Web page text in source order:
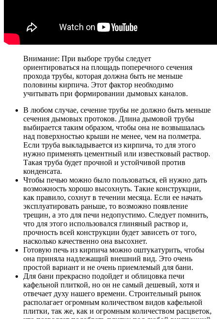
Внимание: При выборе трубы следует
ориентироваться на площадь поперечного сечения
прохода трубы, которая должна быть не меньше
половины кирпича. Этот фактор необходимо
учитывать при формировании дымовых каналов.
В любом случае, сечение трубы не должно быть меньше
сечения дымовых протоков. Длина дымовой трубы
выбирается таким образом, чтобы она не возвышалась
над поверхностью крыши не менее, чем на полметра.
Если труба выкладывается из кирпича, то для этого
нужно применять цементный или известковый раствор.
Такая труба будет прочной и устойчивой против
конденсата.
Чтобы печью можно было пользоваться, ей нужно дать
возможность хорошо высохнуть. Такие конструкции,
как правило, сохнут в течении месяца. Если ее начать
эксплуатировать раньше, то возможно появление
трещин, а это для печи недопустимо. Следует помнить,
что для этого использовался глиняный раствор и,
прочность всей конструкции будет зависеть от того,
насколько качественно она высохнет.
Готовую печь из кирпича можно оштукатурить, чтобы
она приняла надлежащий внешний вид. Это очень
простой вариант и не очень приемлемый для бани.
Для бани прекрасно подойдет и облицовка печи
кафельной плиткой, но он не самый дешевый, хотя и
отвечает духу нашего времени. Строительный рынок
располагает огромным количеством видов кафельной
плитки, так же, как и огромным количеством расцветок,